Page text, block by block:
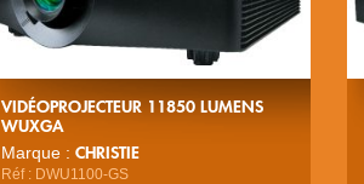
VIDÉOPROJECTEUR 11850 LUMENS
WUXGA
Marque : CHRISTIE
Réf : DWU1100-GS